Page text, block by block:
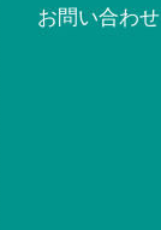
お問い合わせ